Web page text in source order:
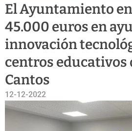
El Ayuntamiento
45.000 euros en
innovación
centros educativos
Cantos
12-12-2022